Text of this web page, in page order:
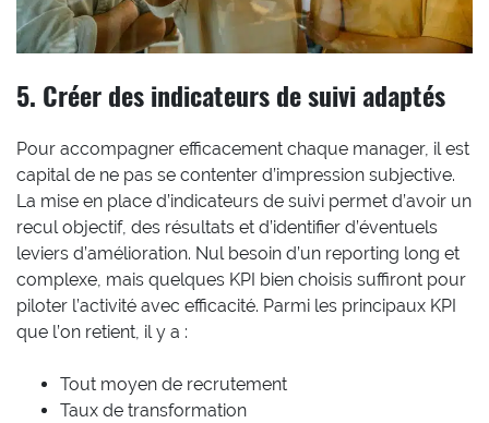
5. Créer des indicateurs de suivi adaptés
Pour accompagner efficacement chaque manager, il est
capital de ne pas se contenter d’impression subjective.
La mise en place d’indicateurs de suivi permet d’avoir un
recul objectif, des résultats et d’identifier d’éventuels
leviers d’amélioration. Nul besoin d’un reporting long et
complexe, mais quelques KPI bien choisis suffiront pour
piloter l’activité avec efficacité. Parmi les principaux KPI
que l’on retient, il y a :
Tout moyen de recrutement
Taux de transformation